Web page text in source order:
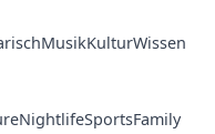
MusikKulturWissen
NightlifeSportsFamily